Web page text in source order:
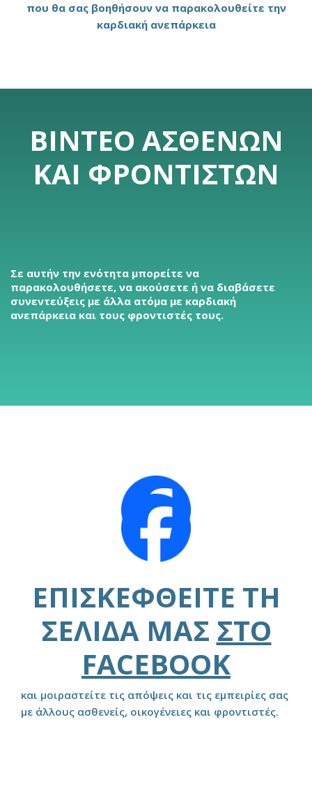
που θα σας βοηθήσουν να παρακολουθείτε την
καρδιακή ανεπάρκεια
ΒΊΝΤΕΟ ΑΣΘΕΝΏΝ
ΚΑΙ ΦΡΟΝΤΙΣΤΏΝ
Σε αυτήν την ενότητα μπορείτε να
παρακολουθήσετε, να ακούσετε ή να διαβάσετε
συνεντεύξεις με άλλα ατόμα με καρδιακή
ανεπάρκεια και τους φροντιστές τους.
ΕΠΙΣΚΕΦΘΕΊΤΕ ΤΗ
ΣΕΛΊΔΑ ΜΑΣ ΣΤΟ
FACEBOOK
και μοιραστείτε τις απόψεις και τις εμπειρίες σας
με άλλους ασθενείς, οικογένειες και φροντιστές.